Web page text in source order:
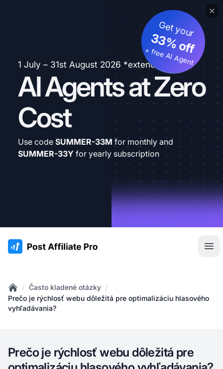
1 July – 31st August 2026 *extended
AI Agents at Zero
Cost
Get your
33% off
+ free AI Agent
Use code SUMMER-33M for monthly and
SUMMER-33Y for yearly subscription
:site.title
Home
/ Často kladené otázky /
Prečo je rýchlosť webu dôležitá pre optimalizáciu hlasového
vyhľadávania?
Prečo je rýchlosť webu dôležitá pre